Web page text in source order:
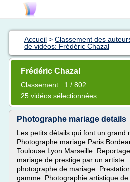
Accueil > Classement des
de vidéos: Frédéric Chazal
Frédéric Chazal
Classement : 1 / 802
25 vidéos sélectionnées
Photographe mariage details
Les petits détails qui font un grand
Photographe mariage Paris
Toulouse Lyon Marseille.
mariage de prestige par un artiste
photographe de mariage.
gamme. Photographie artistique de